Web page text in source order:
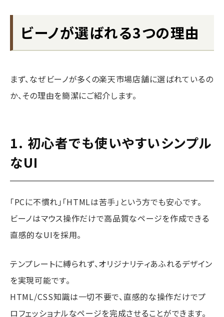
ビーノが選ばれる3つの理由
まず、なぜビーノが多くの楽天市場店舗に選ばれているの
か、その理由を簡潔にご紹介します。
1. 初心者でも使いやすいシンプル
なUI
「PCに不慣れ」「HTMLは苦手」という方でも安心です。
ビーノはマウス操作だけで高品質なページを作成できる
直感的なUIを採用。
テンプレートに縛られず、オリジナリティあふれるデザイン
を実現可能です。
HTML/CSS知識は一切不要で、直感的な操作だけでプ
ロフェッショナルなページを完成させることができます。